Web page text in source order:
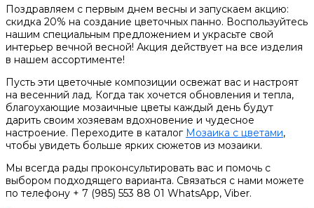
Поздравляем с первым днем весны и запускаем акцию:
скидка 20% на создание цветочных панно. Воспользуйтесь
нашим специальным предложением и украсьте свой
интерьер вечной весной! Акция действует на все изделия
в нашем ассортименте!
Пусть эти цветочные композиции освежат вас и настроят
на весенний лад. Когда так хочется обновления и тепла,
благоухающие мозаичные цветы каждый день будут
дарить своим хозяевам вдохновение и чудесное
настроение. Переходите в каталог Мозаика с цветами,
чтобы увидеть больше ярких сюжетов из мозаики.
Мы всегда рады проконсультировать вас и помочь с
выбором подходящего варианта. Связаться с нами можете
по телефону + 7 (985) 553 88 01 WhatsApp, Viber.